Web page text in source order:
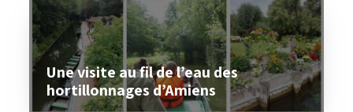
Une visite au fil de l’eau des
hortillonnages d’Amiens